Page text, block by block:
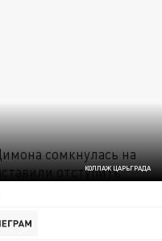
КОЛЛАЖ ЦАРЬГРАДА